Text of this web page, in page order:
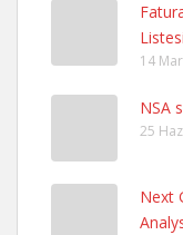
Listesi
14
NSA
25
Next